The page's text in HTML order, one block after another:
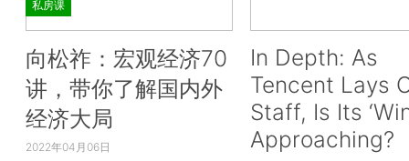
私房课
向松祚：宏观经济70
讲，带你了解国内外
经济大局
2022年04月06日
In Depth: As
Tencent Lays
Staff, Is Its
Approaching?